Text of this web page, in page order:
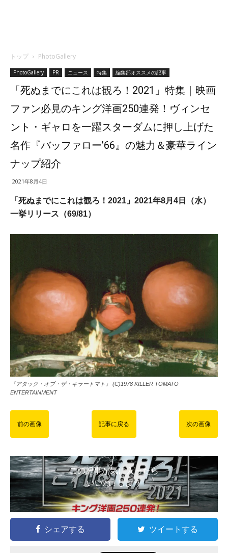
トップ PhotoGallery
PhotoGallery PR ニュース 特集 編集部オススメの記事
「死ぬまでにこれは観ろ！2021」特集｜映画
ファン必見のキング洋画250連発！ヴィンセ
ント・ギャロを一躍スターダムに押し上げた
名作『バッファロー’66』の魅力＆豪華ライン
ナップ紹介
2021年8月4日
「死ぬまでにこれは観ろ！2021」2021年8月4日（水）
一挙リリース（69/81）
『アタック・オブ・ザ・キラートマト』 (C)1978 KILLER TOMATO
ENTERTAINMENT
前の画像 記事に戻る 次の画像
この記事が気に入ったら
いいね ! しよう
シェアする ツイートする